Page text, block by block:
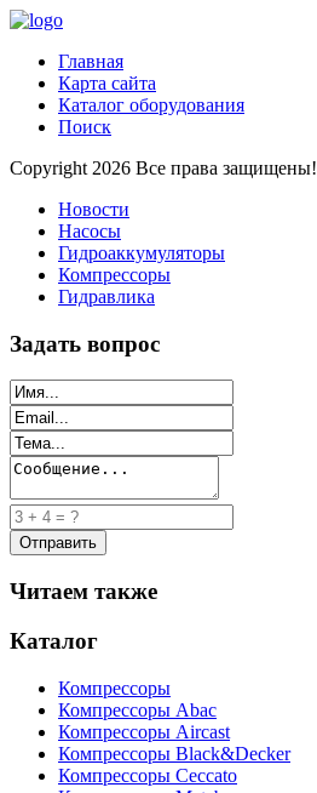
Главная
Карта сайта
Каталог оборудования
Поиск
Copyright 2026 Все права защищены!
Новости
Насосы
Гидроаккумуляторы
Компрессоры
Гидравлика
Задать вопрос
Читаем также
Каталог
Компрессоры
Компрессоры Abac
Компрессоры Aircast
Компрессоры Black&Decker
Компрессоры Ceccato